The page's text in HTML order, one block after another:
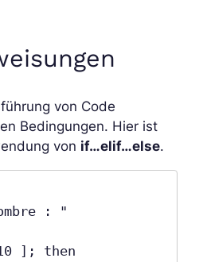
von Code
Bedingungen. Hier ist
von if…elif…else.
: "
]; then